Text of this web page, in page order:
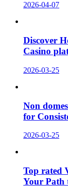
2026-04-07
Discover
Casino
2026-03-25
Non
for
2026-03-25
Top rated
Your Path